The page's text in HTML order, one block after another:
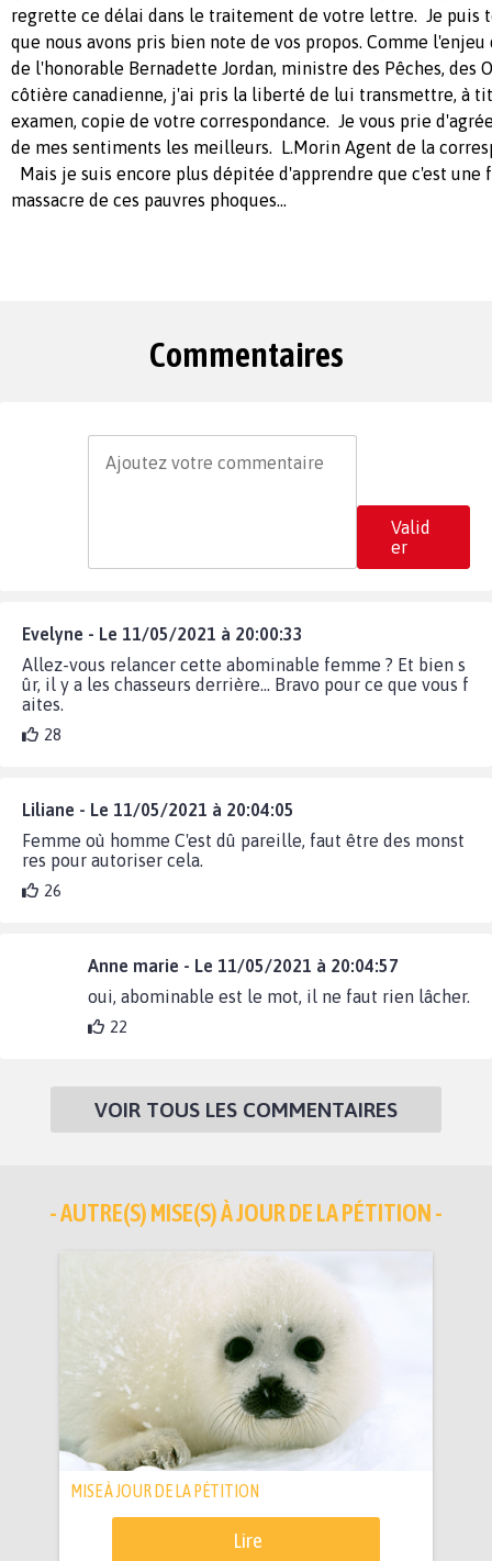
regrette ce délai dans le traitement de votre lettre. Je puis
que nous avons pris bien note de vos propos. Comme
de l'honorable Bernadette Jordan, ministre des Pêches, des
côtière canadienne, j'ai pris la liberté de lui transmettre, à
examen, copie de votre correspondance. Je vous prie
de mes sentiments les meilleurs. L.Morin Agent de la
Mais je suis encore plus dépitée d'apprendre que c'est
massacre de ces pauvres phoques...
Commentaires
Valid
er
Evelyne - Le 11/05/2021 à 20:00:33
Allez-vous relancer cette abominable femme ? Et bien s
ûr, il y a les chasseurs derrière... Bravo pour ce que vous f
aites.
28
Liliane - Le 11/05/2021 à 20:04:05
Femme où homme C'est dû pareille, faut être des monst
res pour autoriser cela.
26
Anne marie - Le 11/05/2021 à 20:04:57
oui, abominable est le mot, il ne faut rien lâcher.
22
VOIR TOUS LES COMMENTAIRES
- AUTRE(S) MISE(S) À JOUR DE LA PÉTITION -
MISE À JOUR DE LA PÉTITION
Lire